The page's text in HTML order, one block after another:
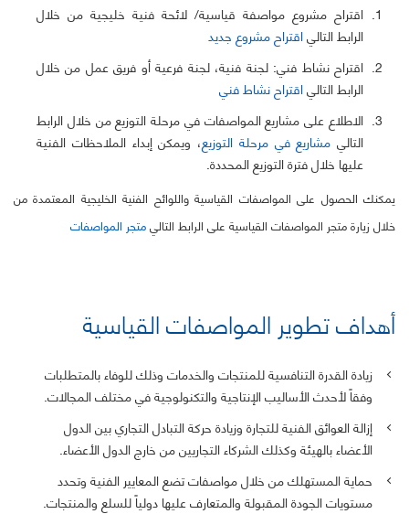
اقتراح مشروع مواصفة قياسية/ لائحة فنية خليجية من خلال
الرابط التالياقتراح مشروع جديد
اقتراح نشاط فني: لجنة فنية، لجنة فرعية أو فريق عمل من خلال
الرابط التالياقتراح نشاط فني
الاطلاع على مشاريع المواصفات في مرحلة التوزيع من خلال الرابط
التالي مشاريع في مرحلة التوزيع، ويمكن إبداء الملاحظات الفنية
عليها خلال فترة التوزيع المحددة.
يمكنك الحصول على المواصفات القياسية واللوائح الفنية الخليجية المعتمدة من
خلال زيارة متجر المواصفات القياسية على الرابط التاليمتجر المواصفات
أهداف تطوير المواصفات القياسية
زيادة القدرة التنافسية للمنتجات والخدمات وذلك للوفاء بالمتطلبات
وفقاً لأحدث الأساليب الإنتاجية والتكنولوجية في مختلف المجالات.
إزالة العوائق الفنية للتجارة وزيادة حركة التبادل التجاري بين الدول
الأعضاء بالهيئة وكذلك الشركاء التجاريين من خارج الدول الأعضاء.
حماية المستهلك من خلال مواصفات تضع المعايير الفنية وتحدد
مستويات الجودة المقبولة والمتعارف عليها دولياً للسلع والمنتجات.